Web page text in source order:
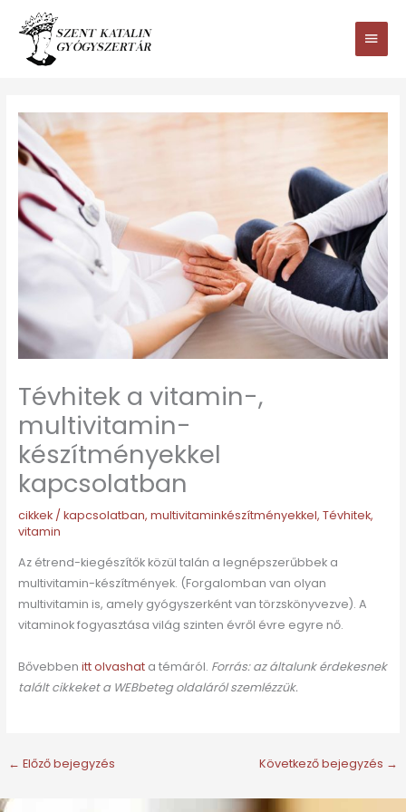
tartalomhoz
Main
Menu
Tévhitek a vitamin-,
multivitamin-
készítményekkel
kapcsolatban
cikkek/ kapcsolatban, multivitaminkészítményekkel, Tévhitek,
vitamin
Az étrend-kiegészítők közül talán a legnépszerűbbek a
multivitamin-készítmények. (Forgalomban van olyan
multivitamin is, amely gyógyszerként van törzskönyvezve). A
vitaminok fogyasztása világ szinten évről évre egyre nő.
Bővebben itt olvashat a témáról. Forrás: az általunk érdekesnek
talált cikkeket a WEBbeteg oldaláról szemlézzük.
← Előző bejegyzés Következő bejegyzés →